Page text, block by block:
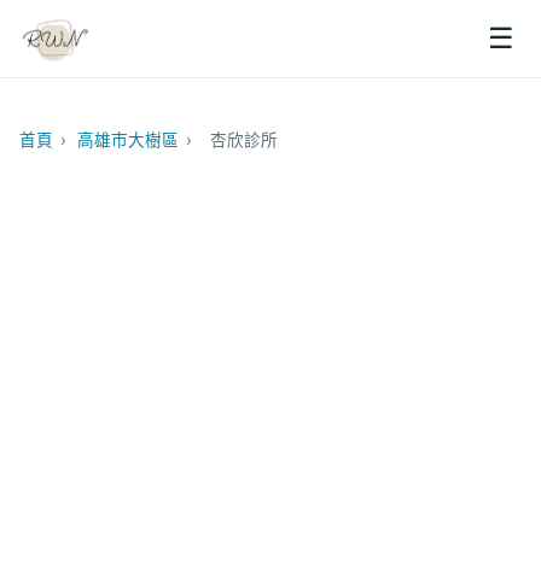
☰
首頁 › 高雄市大樹區 › 杏欣診所